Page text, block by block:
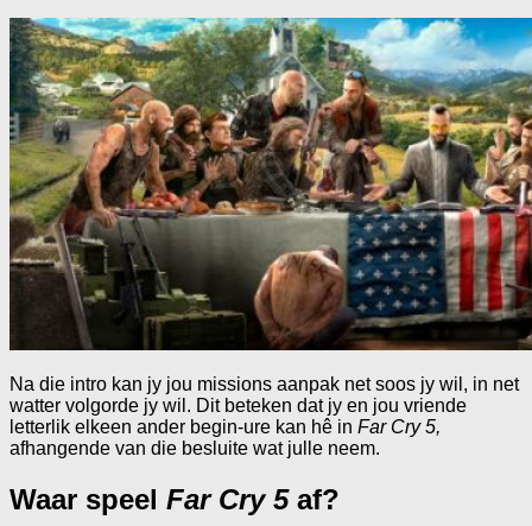
Na die intro kan jy jou missions aanpak net soos jy wil, in net
watter volgorde jy wil. Dit beteken dat jy en jou vriende
letterlik elkeen ander begin-ure kan hê in Far Cry 5,
afhangende van die besluite wat julle neem.
Waar speel Far Cry 5af?